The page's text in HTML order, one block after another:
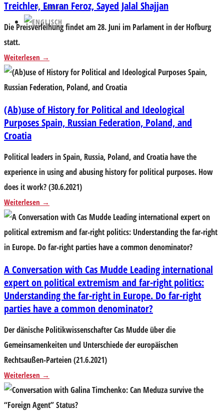
SPENDEN
Treichler, Emran Feroz, Sayed Jalal Shajjan
Die Preisverleihung findet am 28. Juni im Parlament in der Hofburg
statt.
Weiterlesen
(Ab)use of History for Political and Ideological
Purposes Spain, Russian Federation, Poland, and
Croatia
Political leaders in Spain, Russia, Poland, and Croatia have the
experience in using and abusing history for political purposes. How
does it work? (30.6.2021)
Weiterlesen
A Conversation with Cas Mudde Leading international
expert on political extremism and far-right politics:
Understanding the far-right in Europe. Do far-right
parties have a common denominator?
Der dänische Politikwissenschafter Cas Mudde über die
Gemeinsamenkeiten und Unterschiede der europäischen
Rechtsaußen-Parteien (21.6.2021)
Weiterlesen